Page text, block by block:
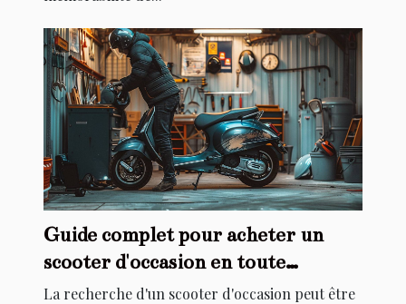
Guide complet pour acheter un
scooter d'occasion en toute
sécurité
La recherche d'un scooter d'occasion peut être